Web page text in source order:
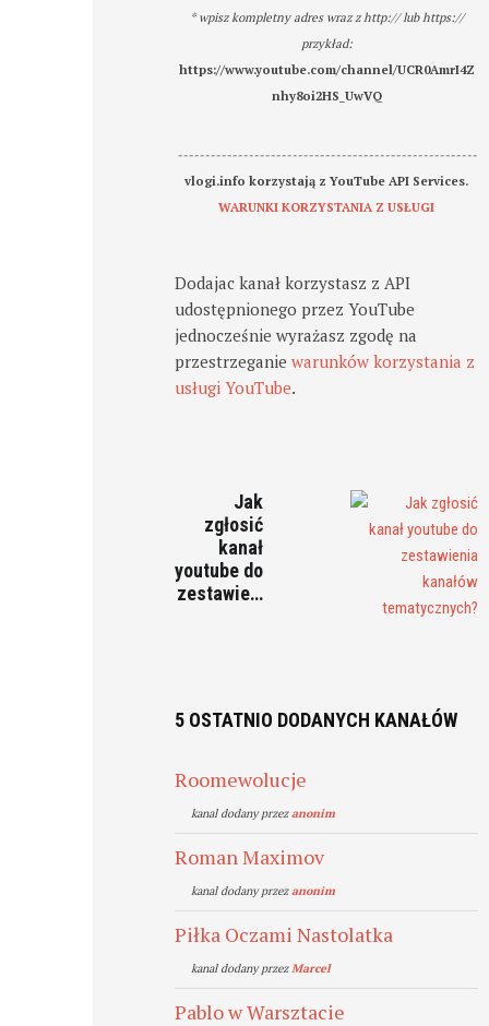
* wpisz kompletny adres wraz z http:// lub https://
przykład:
https://www.youtube.com/channel/UCR0AmrI4Z
nhy8oi2HS_UwVQ
-------------------------------------------------------
vlogi.info korzystają z YouTube API Services.
WARUNKI KORZYSTANIA Z USŁUGI
Dodajac kanał korzystasz z API
udostępnionego przez YouTube
jednocześnie wyrażasz zgodę na
przestrzeganiewarunków korzystania z
usługi YouTube.
Jak
zgłosić
kanał
youtube do
zestawie…
5 OSTATNIO DODANYCH KANAŁÓW
Roomewolucje
kanal dodany przezanonim
Roman Maximov
kanal dodany przezanonim
Piłka Oczami Nastolatka
kanal dodany przezMarcel
Pablo w Warsztacie